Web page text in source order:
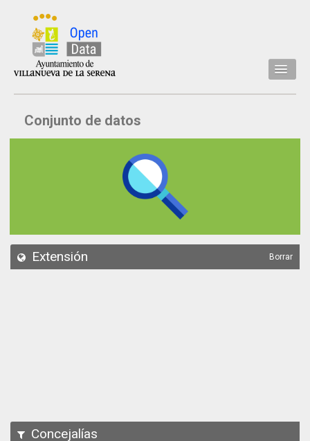
Inicio
Datos
API
Conjunto de datos
Extensión Borrar
Concejalías